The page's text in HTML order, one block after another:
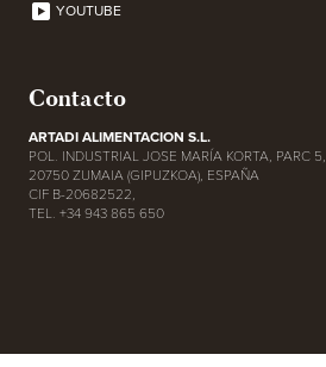
YOUTUBE
Contacto
ARTADI ALIMENTACION S.L.
POL. INDUSTRIAL JOSE MARÍA KORTA, PARC 5,
20750 ZUMAIA (GIPUZKOA), ESPAÑA
CIF B-20682522,
TEL. +34 943 865 650